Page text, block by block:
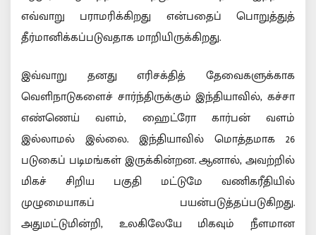
எவ்வாறு பராமரிக்கிறது என்பதைப் பொறுத்துத்
தீர்மானிக்கப்படுவதாக மாறியிருக்கிறது.
இவ்வாறு தனது எரிசக்தித் தேவைகளுக்காக
வெளிநாடுகளைச் சார்ந்திருக்கும் இந்தியாவில், கச்சா
எண்ணெய் வளம், ஹைட்ரோ கார்பன் வளம்
இல்லாமல் இல்லை. இந்தியாவில் மொத்தமாக 26
படுகைப் படிமங்கள் இருக்கின்றன. ஆனால், அவற்றில்
மிகச் சிறிய பகுதி மட்டுமே வணிகரீதியில்
முழுமையாகப் பயன்படுத்தப்படுகிறது.
அதுமட்டுமின்றி, உலகிலேயே மிகவும் நீளமான